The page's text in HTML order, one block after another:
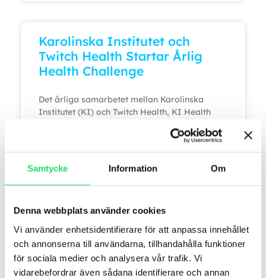
Samtycke Information Om
Denna webbplats använder cookies
Vi använder enhetsidentifierare för att anpassa innehållet
och annonserna till användarna, tillhandahålla funktioner
för sociala medier och analysera vår trafik. Vi
vidarebefordrar även sådana identifierare och annan
Karolinska Institutet och
Twitch Health Startar Årlig
Health Challenge
Det årliga samarbetet mellan Karolinska
Institutet (KI) och Twitch Health, KI Health
LÄS MER »
A8 – Välbefinnande på
kontoret